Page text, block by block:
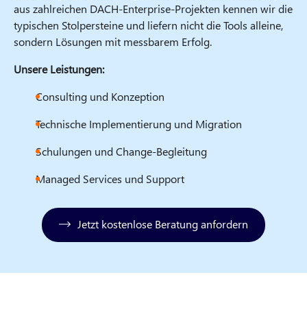
aus zahlreichen DACH-Enterprise-Projekten kennen wir die
typischen Stolpersteine und liefern nicht die Tools alleine,
sondern Lösungen mit messbarem Erfolg.
Unsere Leistungen:
Consulting und Konzeption
Technische Implementierung und Migration
Schulungen und Change-Begleitung
Managed Services und Support
Jetzt kostenlose Beratung anfordern